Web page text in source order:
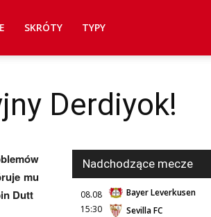
SKRÓTY TYPY
Derdiyok!
mu
Dutt
Nadchodzące mecze
08.08
15:30
Bayer Leverkusen
Sevilla FC